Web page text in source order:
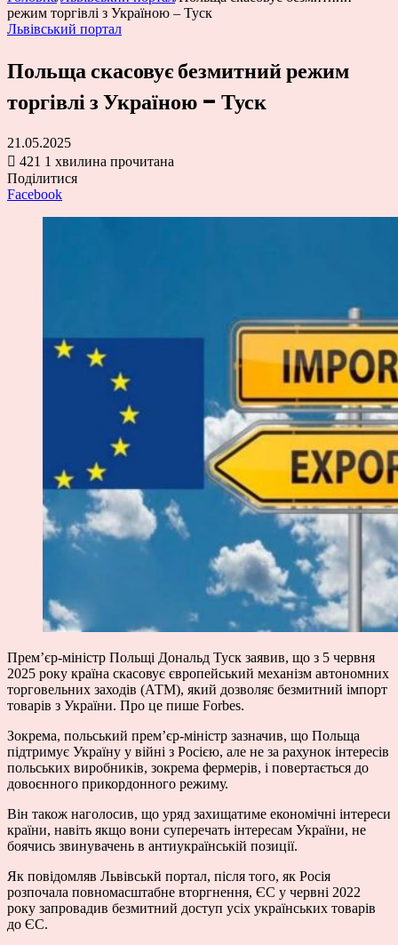
режим торгівлі з Україною – Туск
Львівський портал
Польща скасовує безмитний режим
торгівлі з Україною – Туск
21.05.2025
421 1 хвилина прочитана
Поділитися
Facebook
Прем’єр-міністр Польщі Дональд Туск заявив, що з 5 червня
2025 року країна скасовує європейський механізм автономних
торговельних заходів (АТМ), який дозволяє безмитний імпорт
товарів з України. Про це пише Forbes.
Зокрема, польський прем’єр-міністр зазначив, що Польща
підтримує Україну у війні з Росією, але не за рахунок інтересів
польських виробників, зокрема фермерів, і повертається до
довоєнного прикордонного режиму.
Він також наголосив, що уряд захищатиме економічні інтереси
країни, навіть якщо вони суперечать інтересам України, не
боячись звинувачень в антиукраїнській позиції.
Як повідомляв Львівськй портал, після того, як Росія
розпочала повномасштабне вторгнення, ЄС у червні 2022
року запровадив безмитний доступ усіх українських товарів
до ЄС.